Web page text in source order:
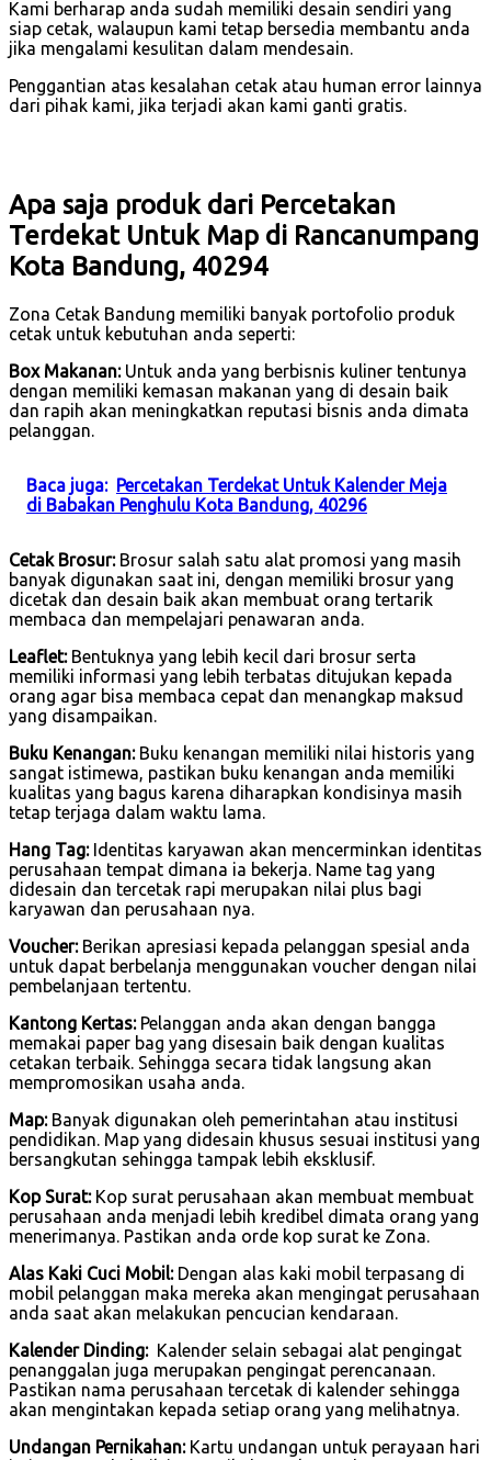
Kami berharap anda sudah memiliki desain sendiri yang
siap cetak, walaupun kami tetap bersedia membantu anda
jika mengalami kesulitan dalam mendesain.
Penggantian atas kesalahan cetak atau human error lainnya
dari pihak kami, jika terjadi akan kami ganti gratis.
Apa saja produk dari Percetakan
Terdekat Untuk Map di Rancanumpang
Kota Bandung, 40294
Zona Cetak Bandung memiliki banyak portofolio produk
cetak untuk kebutuhan anda seperti:
Box Makanan:Untuk anda yang berbisnis kuliner tentunya
dengan memiliki kemasan makanan yang di desain baik
dan rapih akan meningkatkan reputasi bisnis anda dimata
pelanggan.
Baca juga: Percetakan Terdekat Untuk Kalender Meja
di Babakan Penghulu Kota Bandung, 40296
Cetak Brosur:Brosur salah satu alat promosi yang masih
banyak digunakan saat ini, dengan memiliki brosur yang
dicetak dan desain baik akan membuat orang tertarik
membaca dan mempelajari penawaran anda.
Leaflet:Bentuknya yang lebih kecil dari brosur serta
memiliki informasi yang lebih terbatas ditujukan kepada
orang agar bisa membaca cepat dan menangkap maksud
yang disampaikan.
Buku Kenangan:Buku kenangan memiliki nilai historis yang
sangat istimewa, pastikan buku kenangan anda memiliki
kualitas yang bagus karena diharapkan kondisinya masih
tetap terjaga dalam waktu lama.
Hang Tag:Identitas karyawan akan mencerminkan identitas
perusahaan tempat dimana ia bekerja. Name tag yang
didesain dan tercetak rapi merupakan nilai plus bagi
karyawan dan perusahaan nya.
Voucher:Berikan apresiasi kepada pelanggan spesial anda
untuk dapat berbelanja menggunakan voucher dengan nilai
pembelanjaan tertentu.
Kantong Kertas:Pelanggan anda akan dengan bangga
memakai paper bag yang disesain baik dengan kualitas
cetakan terbaik. Sehingga secara tidak langsung akan
mempromosikan usaha anda.
Map:Banyak digunakan oleh pemerintahan atau institusi
pendidikan. Map yang didesain khusus sesuai institusi yang
bersangkutan sehingga tampak lebih eksklusif.
Kop Surat:Kop surat perusahaan akan membuat membuat
perusahaan anda menjadi lebih kredibel dimata orang yang
menerimanya. Pastikan anda orde kop surat ke Zona.
Alas Kaki Cuci Mobil:Dengan alas kaki mobil terpasang di
mobil pelanggan maka mereka akan mengingat perusahaan
anda saat akan melakukan pencucian kendaraan.
Kalender Dinding:Kalender selain sebagai alat pengingat
penanggalan juga merupakan pengingat perencanaan.
Pastikan nama perusahaan tercetak di kalender sehingga
akan mengintakan kepada setiap orang yang melihatnya.
Undangan Pernikahan:Kartu undangan untuk perayaan hari